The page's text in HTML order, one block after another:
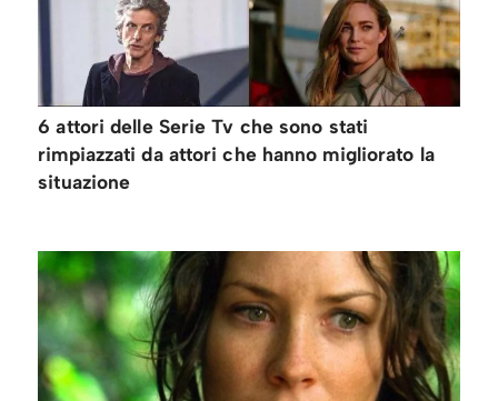
6 attori delle Serie Tv che sono stati
rimpiazzati da attori che hanno migliorato la
situazione